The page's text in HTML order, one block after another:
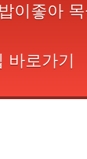
이좋아
바로가기